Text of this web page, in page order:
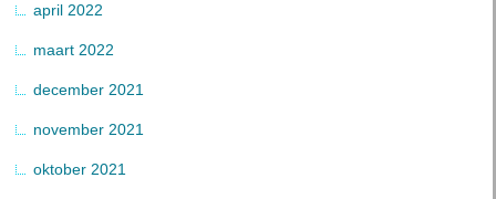
april 2022
maart 2022
december 2021
november 2021
oktober 2021